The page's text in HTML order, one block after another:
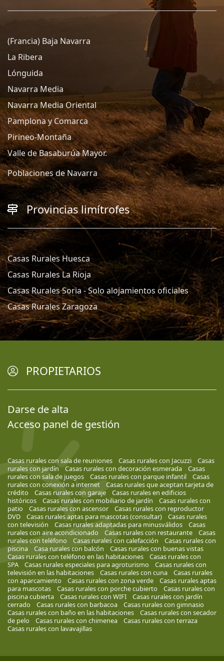
(Francia) Baja Navarra
La Ribera
Lónguida
Navarra Media
Navarra Media Oriental
Pamplona y Comarca
Pirineo-Montaña
Valle de Basaburúa Mayor.
Poblaciones de Navarra
Provincias limítrofes
Casas Rurales Huesca
Casas Rurales La Rioja
Casas Rurales Soria - Solo alojamientos oficiales
Casas Rurales Zaragoza
PROPIETARIOS
Darse de alta
Acceso panel de gestión
Casas rurales con sala de reuniones Casas rurales con Jacuzzi
Casas
rurales con jardín
Casas rurales con decoración esmerada
Casas
rurales con sala de juegos
Casas rurales con parque infantil
Casas
rurales con conexión a internet
Casas rurales que aceptan tarjeta de
crédito
Casas rurales con garaje
Casas rurales en edificios
históricos
Casas rurales con mobiliario de jardín
Casas rurales con
patio
Casas rurales con ascensor
Casas rurales con reproductor
DVD
Casas rurales aptas para mascotas (consultar)
Casas rurales
con televisión
Casas rurales adaptadas para minusválidos
Casas
rurales con aire acondicionado
Casas rurales con restaurante
Casas
rurales con teléfono
Casas rurales con calefacción
Casas rurales con
piscina
Casa rurales con balcón
Casas rurales con buenas vistas
Casas rurales con teléfono en las habitaciones
Casas rurales con
SPA
Casas rurales especiales para agroturismo
Casas rurales con
televisión en las habitaciones
Casas rurales con cuna
Casas rurales
con aparcamiento
Casas rurales con zona verde
Casas rurales aptas
para mascotas
Casas rurales con porche cubierto
Casas rurales con
piscina cubierta
Casas rurales con WIFI
Casas rurales con jardín
cerrado
Casas rurales con barbacoa
Casas rurales con gimnasio
Casas rurales con baño en las habitaciones
Casas rurales con secador
de pelo
Casas rurales con chimenea
Casas rurales con terraza
Casas rurales con lavavajillas